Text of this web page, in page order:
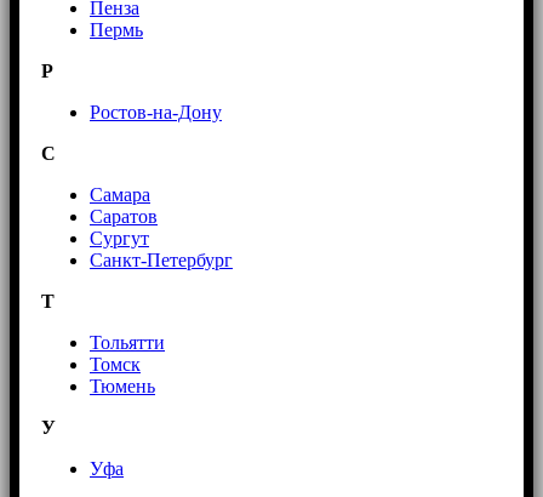
Пенза
Пермь
Р
Ростов-на-Дону
С
Самара
Саратов
Сургут
Санкт-Петербург
Т
Тольятти
Томск
Тюмень
У
Уфа